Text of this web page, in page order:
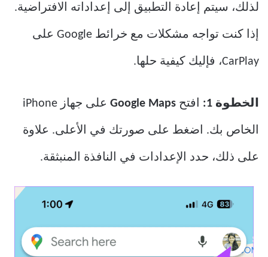
لذلك، سيتم إعادة التطبيق إلى إعداداته الافتراضية.
إذا كنت تواجه مشكلات مع خرائط Google على
CarPlay، فإليك كيفية حلها.
الخطوة 1: افتح على جهاز iPhone
الخاص بك. اضغط على صورتك في الأعلى. علاوة
على ذلك، حدد الإعدادات في النافذة المنبثقة.